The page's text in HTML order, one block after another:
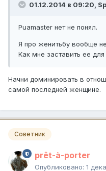
01.12.2014 в 09:20,
Puamaster нет не понял.
Я про женитьбу вообще
Как мне заставить ее
Начни доминировать в
самой последней женщине.
Советник
prêt-à-porter
Опубликовано: 1